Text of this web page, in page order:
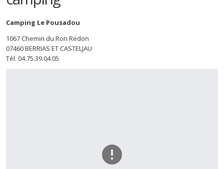
Camping Le Pousadou
1067 Chemin du Ron Redon
07460 BERRIAS ET CASTELJAU
Tél. 04.75.39.04.05